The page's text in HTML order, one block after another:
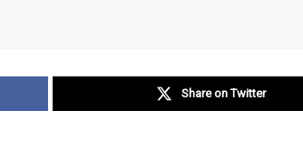
Share on Twitter